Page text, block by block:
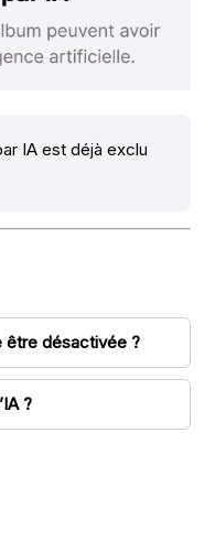
IA est déjà exclu
être désactivée ?
?